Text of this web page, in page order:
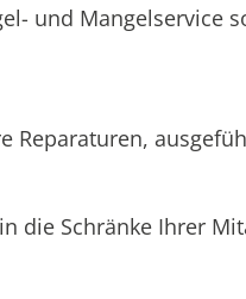
und Mangelservice
Reparaturen,
die Schränke Ihrer